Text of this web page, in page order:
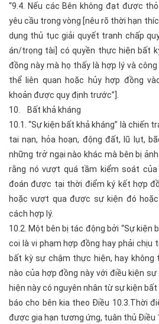
“9.4. Nếu các Bên không đạt được
yêu cầu trong vòng [nêu rõ thời hạn
dụng thủ tục giải quyết tranh chấp
án/trọng tài] có quyền thực hiện bất
đồng này mà họ thấy là hợp lý và
thể liên quan hoặc hủy hợp đồng
khoản được quy định trước”].
10. Bất khả kháng
10.1. “Sự kiện bất khả kháng” là chiến
tai nạn, hỏa hoạn, động đất, lũ lụt,
những trở ngại nào khác mà bên bị
rằng nó vượt quá tầm kiểm soát
đoán được tại thời điểm ký kết hợp
hoặc vượt qua được sự kiện đó
cách hợp lý.
10.2. Một bên bị tác động bởi “Sự kiện
coi là vi phạm hợp đồng hay phải chịu
bất kỳ sự chậm thực hiện, hay không
nào của hợp đồng này với điều kiện
hiện này có nguyên nhân từ sự kiện
báo cho bên kia theo Điều 10.3.Thời
được gia hạn tương ứng, tuân thủ Điều